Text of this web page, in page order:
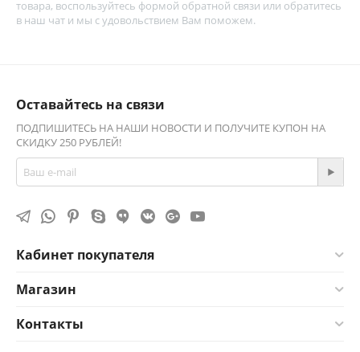
товара, воспользуйтесь формой обратной связи или обратитесь
в наш чат и мы с удовольствием Вам поможем.
Оставайтесь на связи
ПОДПИШИТЕСЬ НА НАШИ НОВОСТИ И ПОЛУЧИТЕ КУПОН НА
СКИДКУ 250 РУБЛЕЙ!
Кабинет покупателя
Магазин
Контакты